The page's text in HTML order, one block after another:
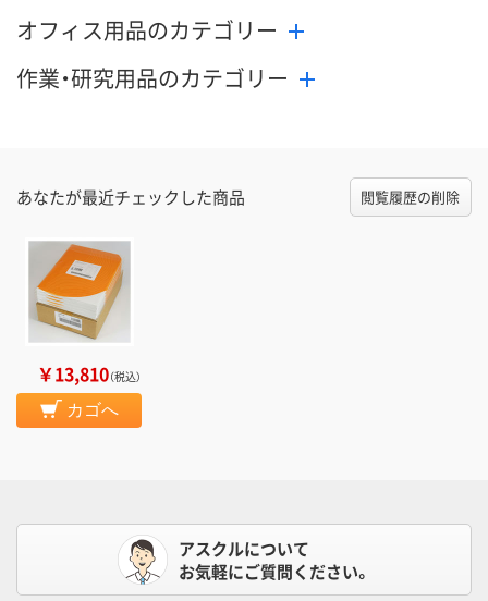
オフィス用品のカテゴリー
作業・研究用品のカテゴリー
あなたが最近チェックした商品 閲覧履歴の削除
￥13,810（税込）
カゴへ
アスクルについて
お気軽にご質問ください。